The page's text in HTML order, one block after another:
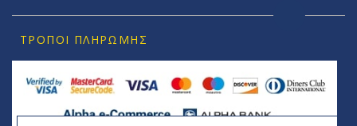
ΤΡΌΠΟΙ ΠΛΗΡΩΜΉΣ